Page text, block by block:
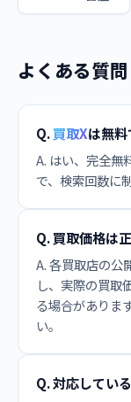
よくある質問
Q.買取Xは無
A. はい、完全無
で、検索回数に
Q. 買取価格は
A. 各買取店の公
し、実際の買取
る場合がありま
い。
Q. 対応してい